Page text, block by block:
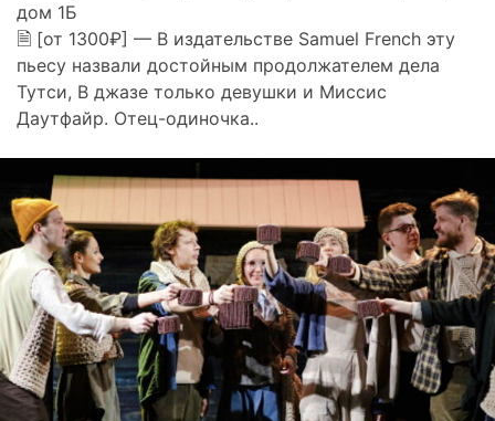
дом 1Б
🗎 [от 1300₽] — В издательстве Samuel French эту
пьесу назвали достойным продолжателем дела
Тутси, В джазе только девушки и Миссис
Даутфайр. Отец-одиночка..